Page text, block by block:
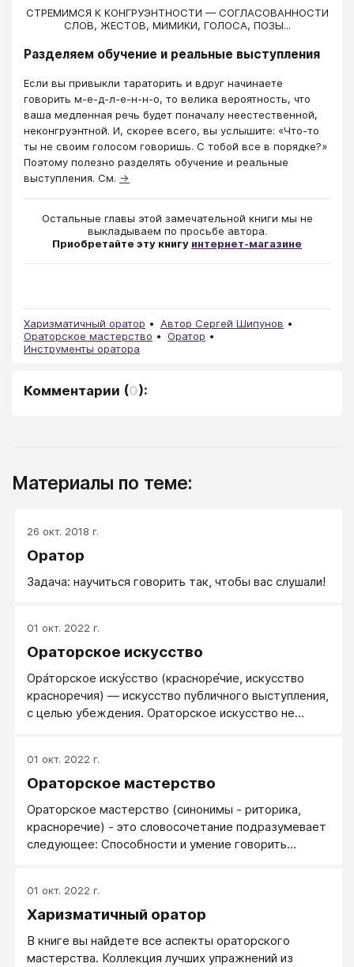
СТРЕМИМСЯ К КОНГРУЭНТНОСТИ — СОГЛАСОВАННОСТИ
СЛОВ, ЖЕСТОВ, МИМИКИ, ГОЛОСА, ПОЗЫ...
Разделяем обучение и реальные выступления
Если вы привыкли тараторить и вдруг начинаете
говорить м-е-д-л-е-н-н-о, то велика вероятность, что
ваша медленная речь будет поначалу неестественной,
неконгруэнтной. И, скорее всего, вы услышите: «Что-то
ты не своим голосом говоришь. С тобой все в порядке?»
Поэтому полезно разделять обучение и реальные
выступления. См. →
Остальные главы этой замечательной книги мы не
выкладываем по просьбе автора.
Приобретайте эту книгу интернет-магазине
Харизматичный оратор
Автор Сергей Шипунов
Ораторское мастерство
Оратор
Инструменты оратора
Комментарии (0):
Материалы по теме:
26 окт. 2018 г.
Оратор
Задача: научиться говорить так, чтобы вас слушали!
01 окт. 2022 г.
Ораторское искусство
Ора́торское иску́сство (красноре́чие, искусство
красноречия) — искусство публичного выступления,
с целью убеждения. Ораторское искусство не
красиво, вдохновенно и убедительно, независимо от
того, является ли оно врождённым талантом
приобретённым в процессе обучения
(искусственное красноречие). Ораторское
искусство и свойства ораторской речи изучает
01 окт. 2022 г.
Ораторское мастерство
Ораторское мастерство (синонимы - риторика,
красноречие) - это словосочетание подразумевает
следующее: Способности и умение говорить
ораторских приемах; высокая степень мастерства
публичного выступления.
01 окт. 2022 г.
Харизматичный оратор
В книге вы найдете все аспекты ораторского
мастерства. Коллекция лучших упражнений из